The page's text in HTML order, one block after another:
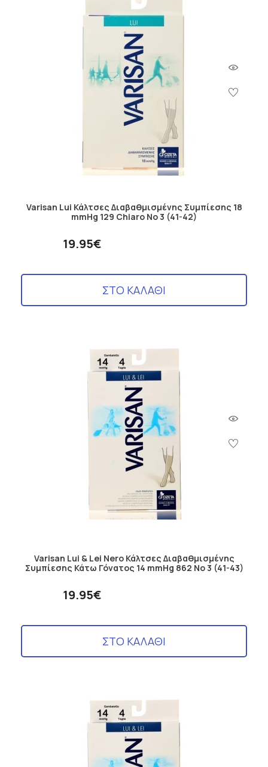
Varisan Lui Κάλτσες Διαβαθμισμένης Συμπίεσης 18
mmHg 129 Chiaro No 3 (41-42)
19.95€
ΣΤΟ ΚΑΛΑΘΙ
Varisan Lui & Lei Nero Κάλτσες Διαβαθμισμένης
Συμπίεσης Κάτω Γόνατος 14 mmHg 862 No 3 (41-43)
19.95€
ΣΤΟ ΚΑΛΑΘΙ